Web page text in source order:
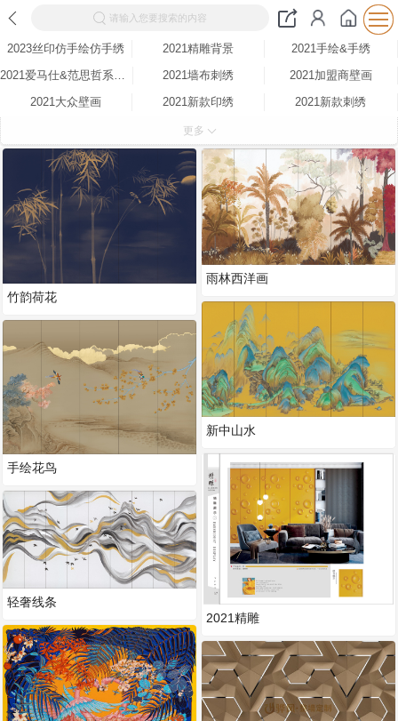
请输入您要搜索的内容
2023丝印仿手绘仿手绣 2021精雕背景
2021手绘&手绣
2021爱马仕&范思哲系列布
2021墙布刺绣
2021加盟商壁画
2021大众壁画
2021新款印绣
2021新款刺绣
整墙定制
方形装饰画
更多
竹韵荷花
手绘花鸟
轻奢线条
雨林西洋画
新中山水
2021精雕